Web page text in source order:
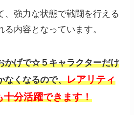
、強力な状態で戦闘を行える
内容となっています。
かげで☆５キャラクターだけ
なくなるので、レアリティ
十分活躍できます！